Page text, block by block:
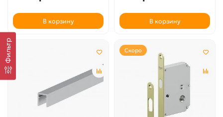
Фильтр
В корзину В корзину
Скоро